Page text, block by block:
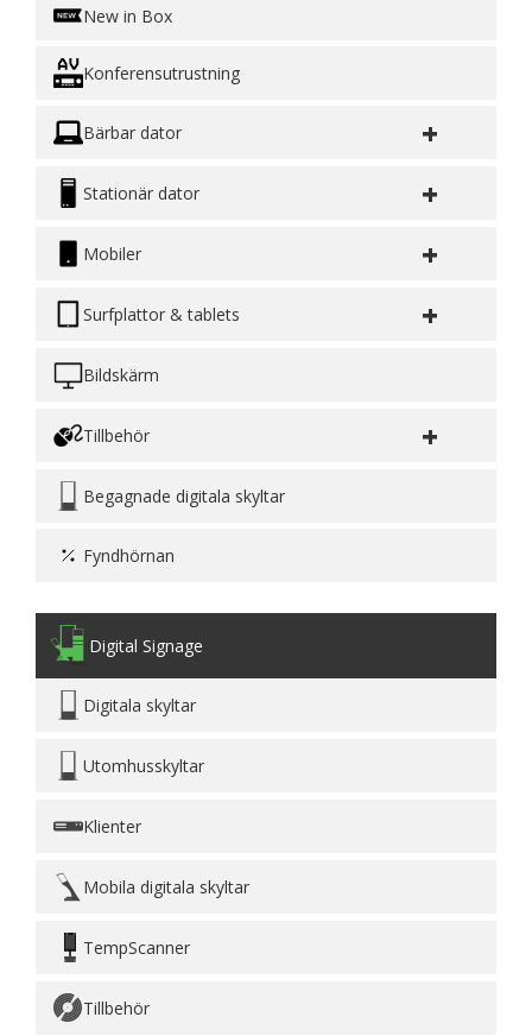
New in Box
Konferensutrustning
Bärbar dator +
Stationär dator +
Mobiler +
Surfplattor & tablets +
Bildskärm
Tillbehör +
Begagnade digitala skyltar
Fyndhörnan
Digital Signage
Digitala skyltar
Utomhusskyltar
Klienter
Mobila digitala skyltar
TempScanner
Tillbehör